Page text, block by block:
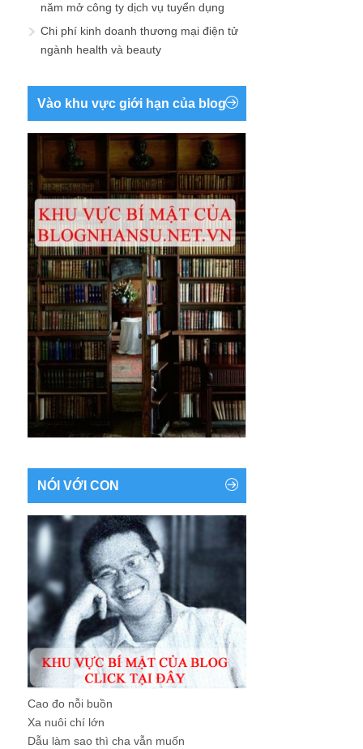
năm mở công ty dịch vụ tuyển dụng
Chi phí kinh doanh thương mại điện tử
ngành health và beauty
Vào khu vực giới hạn của blog
NÓI VỚI CON
Cao đo nỗi buồn
Xa nuôi chí lớn
Dẫu làm sao thì cha vẫn muốn